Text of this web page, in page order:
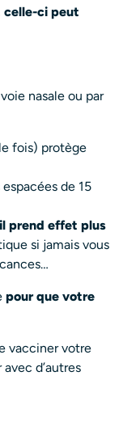
celle-ci peut
nasale ou par
fois) protège
de 15
il prend effet plus
si jamais vous
pour que votre
vacciner votre
d’autres